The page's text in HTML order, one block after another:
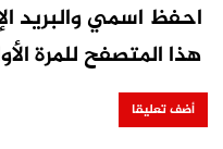
احفظ اسمي والبريد
هذا المتصفح للمرة